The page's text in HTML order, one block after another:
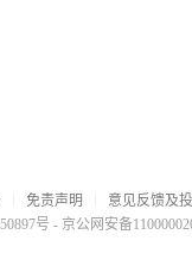
免责声明
意见反馈及
号 - 京公网安备